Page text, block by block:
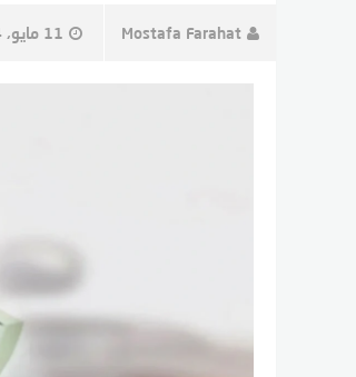
Mostafa Farahat 11 مايو، 2024